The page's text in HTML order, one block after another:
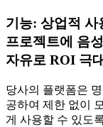
기능: 상업적 사
프로젝트에 음
자유로 ROI 극
당사의 플랫폼은
공하여 제한 없이
게 사용할 수 있도